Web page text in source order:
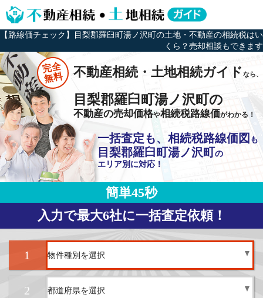
【路線価チェック】目梨郡羅臼町湯ノ沢町の土地・不動産の相続税はい
くら？売却相談もできます
完全
無料 不動産相続・土地相続ガイドなら、
目梨郡羅臼町湯ノ沢町の
不動産の売却価格や相続税路線価がわかる！
一括査定も、相続税路線価図 も
目梨郡羅臼町湯ノ沢町の
エリア別に対応！
簡単45秒
入力で最大6社に一括査定依頼！
1
2